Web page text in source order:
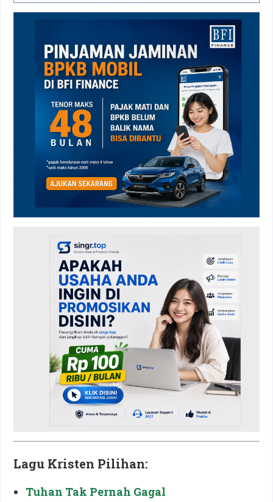
Lagu Kristen Pilihan:
Tuhan Tak Pernah Gagal